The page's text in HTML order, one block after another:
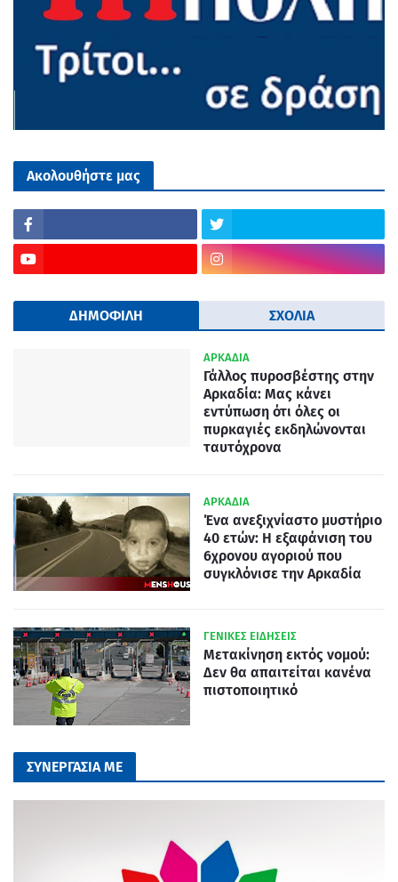
Ακολουθήστε μας
ΔΗΜΟΦΙΛΗ ΣΧΟΛΙΑ
ΑΡΚΑΔΙΑ
Γάλλος πυροσβέστης στην
Αρκαδία: Μας κάνει
εντύπωση ότι όλες οι
πυρκαγιές εκδηλώνονται
ταυτόχρονα
ΑΡΚΑΔΙΑ
Ένα ανεξιχνίαστο μυστήριο
40 ετών: Η εξαφάνιση του
6χρονου αγοριού που
συγκλόνισε την Αρκαδία
ΓΕΝΙΚΕΣ ΕΙΔΗΣΕΙΣ
Μετακίνηση εκτός νομού:
Δεν θα απαιτείται κανένα
πιστοποιητικό
ΣΥΝΕΡΓΑΣΙΑ ΜΕ